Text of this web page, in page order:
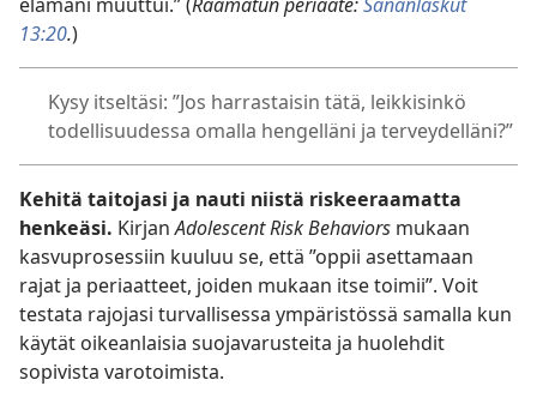
13:20.)
Kysy itseltäsi: ”Jos harrastaisin tätä, leikkisinkö
todellisuudessa omalla hengelläni ja terveydelläni?”
Kehitä taitojasi ja nauti niistä riskeeraamatta
henkeäsi. KirjanAdolescent Risk Behaviors mukaan
kasvuprosessiin kuuluu se, että ”oppii asettamaan
rajat ja periaatteet, joiden mukaan itse toimii”. Voit
testata rajojasi turvallisessa ympäristössä samalla kun
käytät oikeanlaisia suojavarusteita ja huolehdit
sopivista varotoimista.